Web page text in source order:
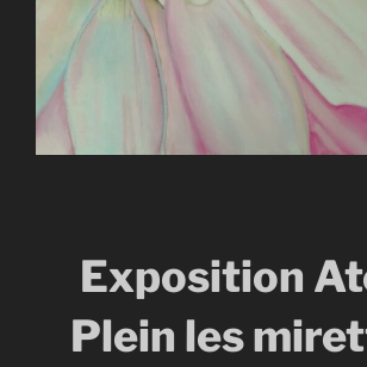
Exposition
Plein les